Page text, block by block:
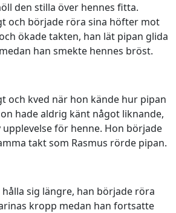
den stilla över hennes fitta.
och började röra sina höfter mot
ökade takten, han lät pipan glida
han smekte hennes bröst.
och kved när hon kände hur pipan
hade aldrig känt något liknande,
för henne. Hon började
takt som Rasmus rörde pipan.
sig längre, han började röra
kropp medan han fortsatte